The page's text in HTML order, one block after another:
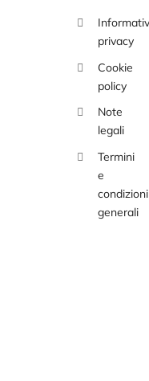
privacy
Cookie
policy
Note
legali
Termini
e
condizioni
generali